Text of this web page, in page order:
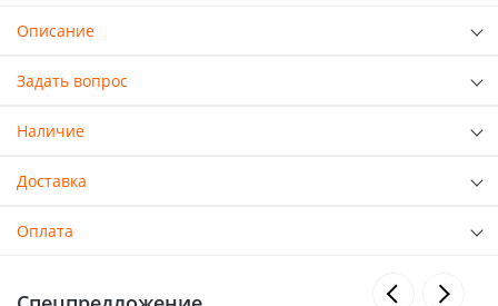
Описание
Задать вопрос
Наличие
Доставка
Оплата